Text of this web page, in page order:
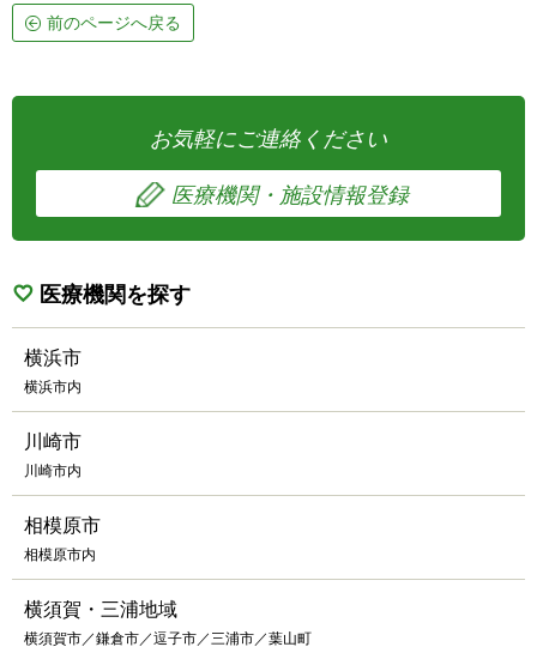
前のページへ戻る
お気軽にご連絡ください
医療機関・施設情報登録
医療機関を探す
横浜市
横浜市内
川崎市
川崎市内
相模原市
相模原市内
横須賀・三浦地域
横須賀市／鎌倉市／逗子市／三浦市／葉山町